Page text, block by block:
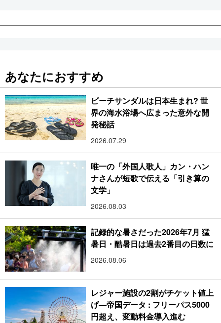
あなたにおすすめ
ビーチサンダルは日本生まれ? 世
界の海水浴場へ広まった意外な開
発秘話
2026.07.29
唯一の「外国人歌人」カン・ハン
ナさんが短歌で伝える「引き算の
文学」
2026.08.03
記録的な暑さだった2026年7月 猛
暑日・酷暑日は過去2番目の日数に
2026.08.06
レジャー施設の2割がチケット値上
げ―帝国データ : フリーパス5000
円超え、変動料金導入進む